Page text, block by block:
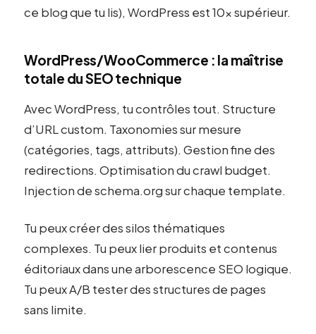
ce blog que tu lis), WordPress est 10x supérieur.
WordPress/WooCommerce : la maîtrise
totale du SEO technique
Avec WordPress, tu contrôles tout. Structure
d’URL custom. Taxonomies sur mesure
(catégories, tags, attributs). Gestion fine des
redirections. Optimisation du crawl budget.
Injection de schema.org sur chaque template.
Tu peux créer des silos thématiques
complexes. Tu peux lier produits et contenus
éditoriaux dans une arborescence SEO logique.
Tu peux A/B tester des structures de pages
sans limite.